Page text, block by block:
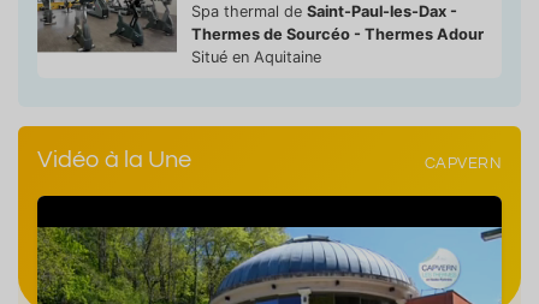
Spa thermal de Saint-Paul-les-Dax -
Thermes de Sourcéo - Thermes Adour
Situé en Aquitaine
Vidéo à la Une CAPVERN